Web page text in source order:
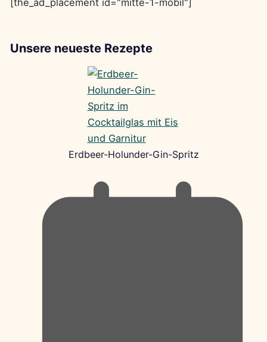
Unsere neueste Rezepte
Erdbeer-Holunder-Gin-Spritz